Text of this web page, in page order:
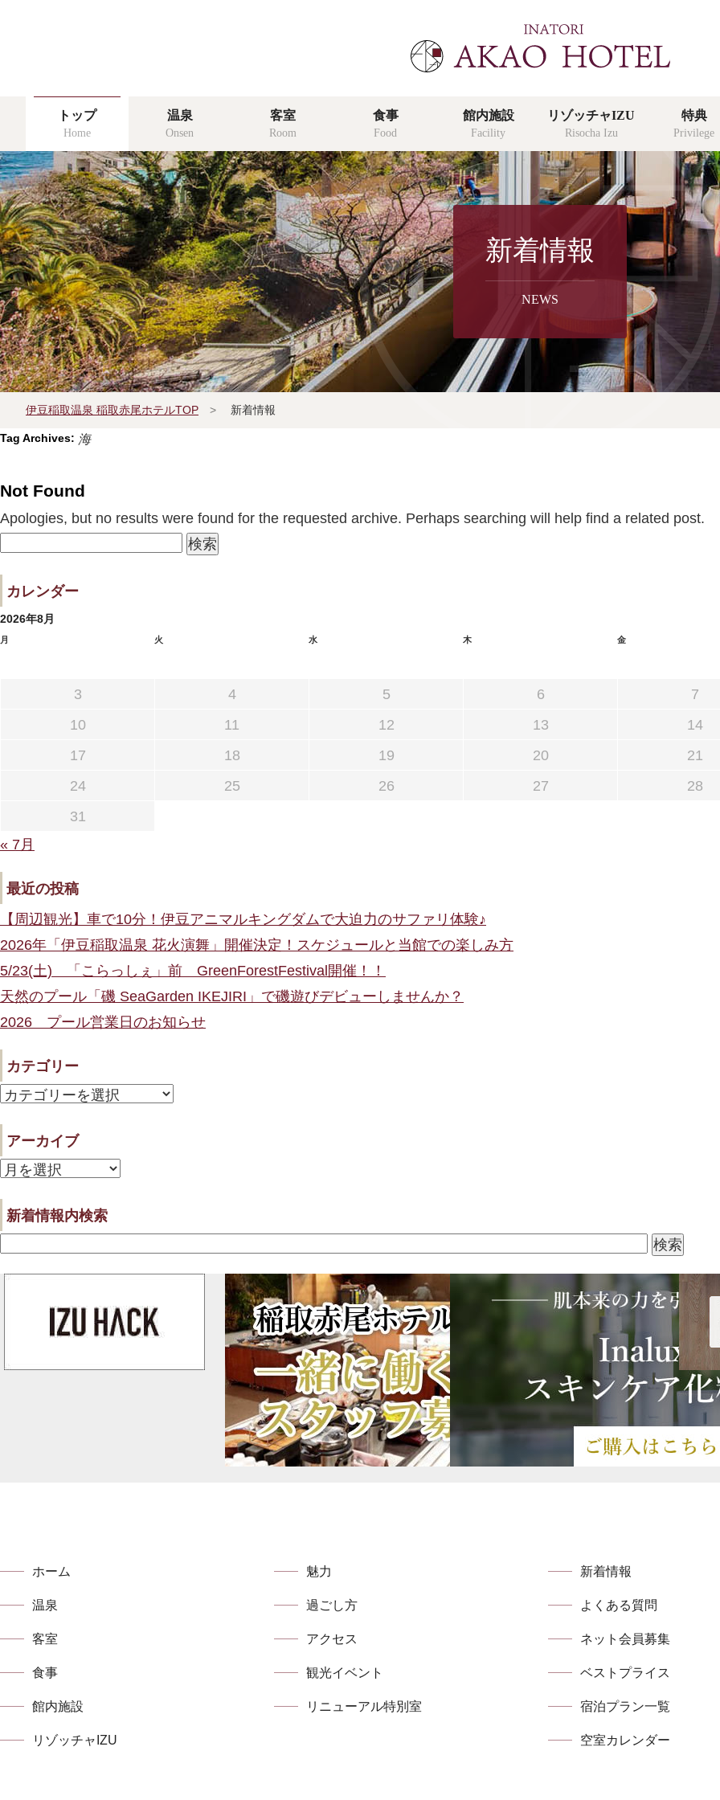
onsen
食事
food
リゾッチャ
risocha izu
特典
privilege
アクセス
access
よくあ
宿泊予約
よくあるお問い合せ お問い合わせ 宿泊約款
トップ
Home
温泉
Onsen
客室
Room
食事
Food
館内施設
Facility
リゾッチャIZU
Risocha Izu
特典
Privilege
新着情報
NEWS
伊豆稲取温泉 稲取赤尾ホテルTOP > 新着情報
Tag Archives: 海
Not Found
Apologies, but no results were found for the requested archive. Perhaps searching will help find a related post.
索:
カレンダー
2026年8月
月 火 水 木 金
3
4 5 6 7
10
11 12 13 14
17
18 19 20 21
24
25 26 27 28
31
« 7月
最近の投稿
【周辺観光】車で10分！伊豆アニマルキングダムで大迫力のサファリ体験♪
2026年「伊豆稲取温泉 花火演舞」開催決定！スケジュールと当館での楽しみ方
5/23(土) 「こらっしぇ」前 GreenForestFestival開催！！
天然のプール「磯 SeaGarden IKEJIRI」で磯遊びデビューしませんか？
2026 プール営業日のお知らせ
カテゴリー
カ
テ
ゴ
リ
ー
アーカイブ
ア
ー
カ
ブ
新着情報内検索
ホーム
温泉
客室
食事
館内施設
リゾッチャIZU
魅力
過ごし方
アクセス
観光イベント
リニューアル特別室
新着情報
よくある質問
ネット会員募集
ベストプライス
宿泊プラン⼀覧
空室カレンダー